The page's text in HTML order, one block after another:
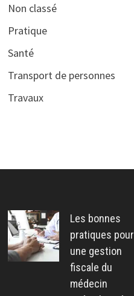
Non classé
Pratique
Santé
Transport de personnes
Travaux
Les bonnes
pratiques pour
une gestion
fiscale du
médecin